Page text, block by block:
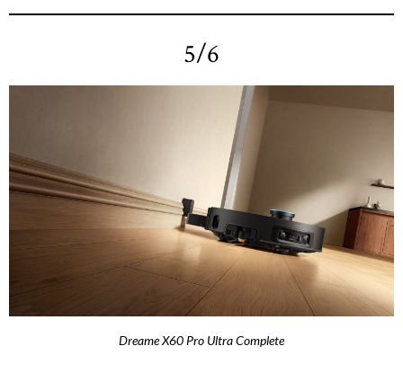
5/6
Dreame X60 Pro Ultra Complete